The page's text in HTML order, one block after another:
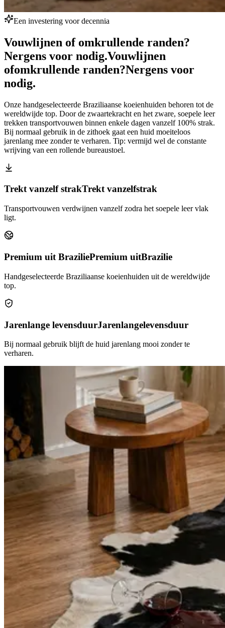
Een investering voor decennia
Vouwlijnen of omkrullende randen?
Nergens voor nodig.Vouwlijnen
ofomkrullende randen?Nergens voor
nodig.
Onze handgeselecteerde Braziliaanse koeienhuiden behoren tot de
wereldwijde top. Door de zwaartekracht en het zware, soepele leer
trekken transportvouwen binnen enkele dagen vanzelf 100% strak.
Bij normaal gebruik in de zithoek gaat een huid moeiteloos
jarenlang mee zonder te verharen. Tip: vermijd wel de constante
wrijving van een rollende bureaustoel.
Trekt vanzelf strakTrekt vanzelfstrak
Transportvouwen verdwijnen vanzelf zodra het soepele leer vlak
ligt.
Premium uit BraziliePremium uitBrazilie
Handgeselecteerde Braziliaanse koeienhuiden uit de wereldwijde
top.
Jarenlange levensduurJarenlangelevensduur
Bij normaal gebruik blijft de huid jarenlang mooi zonder te
verharen.